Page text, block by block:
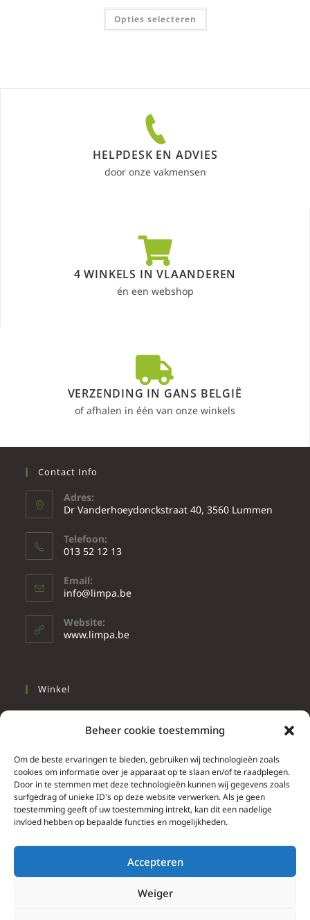
Beheer cookie toestemming
Om de beste ervaringen te bieden, gebruiken wij technologieën zoals
cookies om informatie over je apparaat op te slaan en/of te raadplegen.
Door in te stemmen met deze technologieën kunnen wij gegevens zoals
surfgedrag of unieke ID's op deze website verwerken. Als je geen
toestemming geeft of uw toestemming intrekt, kan dit een nadelige
invloed hebben op bepaalde functies en mogelijkheden.
Accepteren
Weiger
Opties selecteren
HELPDESK EN ADVIES
door onze vakmensen
4 WINKELS IN VLAANDEREN
én een webshop
VERZENDING IN GANS BELGIË
of afhalen in één van onze winkels
Contact Info
Adres:
Dr Vanderhoeydonckstraat 40, 3560 Lummen
Telefoon:
013 52 12 13
Email:
info@limpa.be
Website:
www.limpa.be
Winkel
Wonen
Info
Contacteer ons